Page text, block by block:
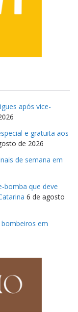
após vice-
e gratuita aos
de 2026
de semana em
bomba que deve
6 de agosto
em